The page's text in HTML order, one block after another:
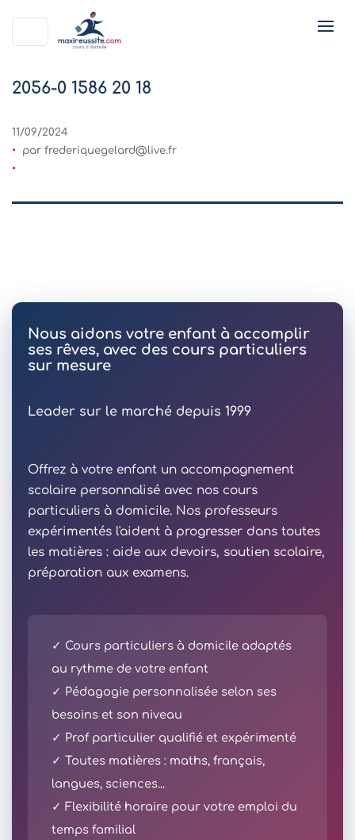
2056-0 1586 20 18
11/09/2024
par frederiquegelard@live.fr
Nous aidons votre enfant à accomplir
ses rêves, avec des cours particuliers
sur mesure
Leader sur le marché depuis 1999
Offrez à votre enfant un accompagnement
scolaire personnalisé avec nos cours
particuliers à domicile. Nos professeurs
expérimentés l'aident à progresser dans toutes
les matières : aide aux devoirs, soutien scolaire,
préparation aux examens.
✓ Cours particuliers à domicile adaptés
au rythme de votre enfant
✓ Pédagogie personnalisée selon ses
besoins et son niveau
✓ Prof particulier qualifié et expérimenté
✓ Toutes matières : maths, français,
langues, sciences...
✓ Flexibilité horaire pour votre emploi du
temps familial